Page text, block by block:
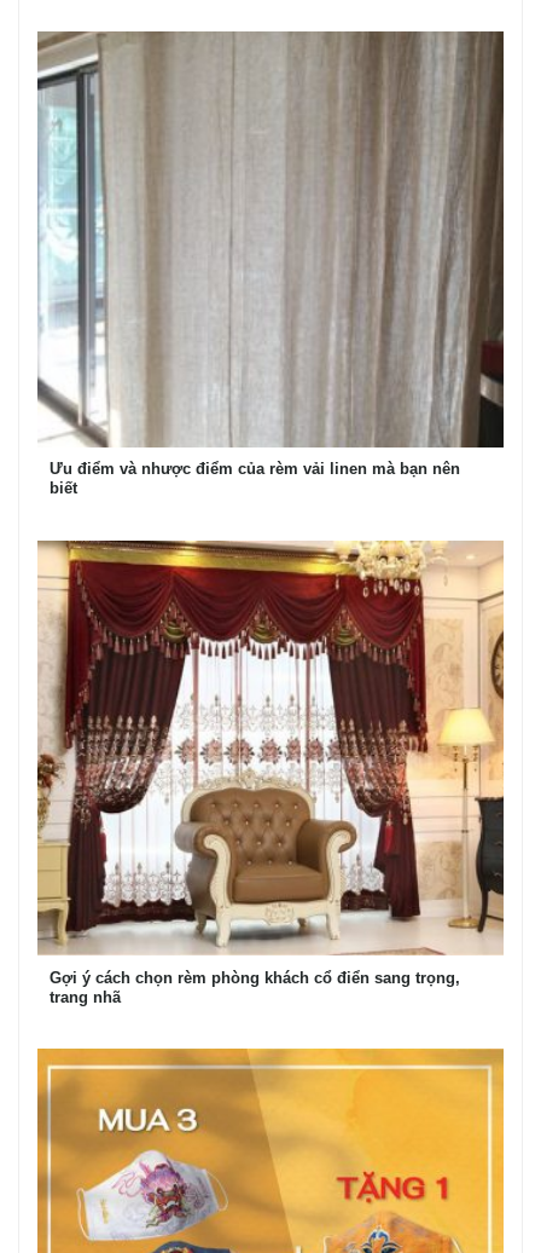
Ưu điểm và nhược điểm của rèm vải linen mà bạn nên
biết
Gợi ý cách chọn rèm phòng khách cổ điển sang trọng,
trang nhã